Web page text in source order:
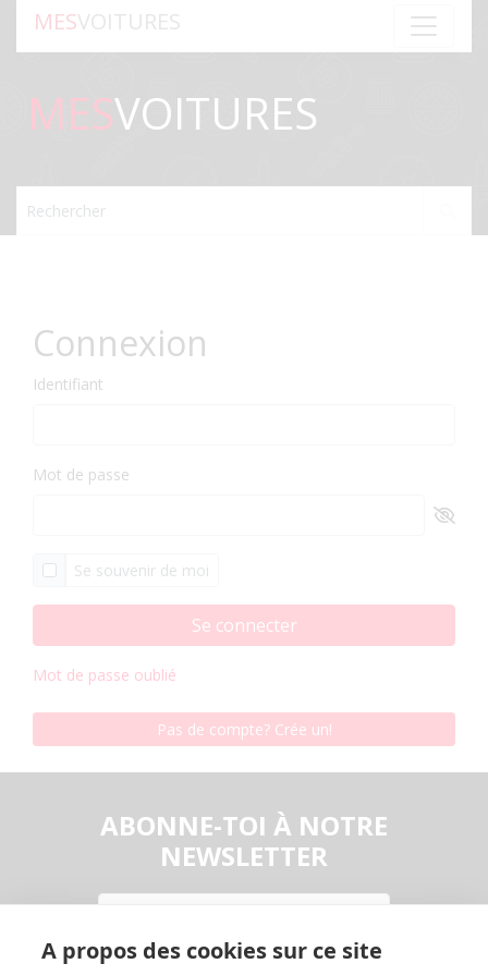
MESVOITURES
MESVOITURES
Connexion
Identifiant
Mot de passe
Se souvenir de moi
Se connecter
Mot de passe oublié
Pas de compte? Crée un!
ABONNE-TOI À NOTRE
NEWSLETTER
En continuant, vous acceptez la
A propos des cookies sur ce site